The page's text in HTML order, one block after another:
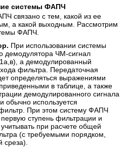
системы ФАПЧ
связано с тем, какой из ее
а какой выходным. Рассмотрим
ФАПЧ.
При использовании системы
демодулятора ЧМ-сигнал
а демодулированный
фильтра. Передаточная
определяться выражениями
в таблице, а также
демодулированного сигнала
обычно используется
При этом систему ФАПЧ
первую ступень фильтрации и
при расчете общей
(с требуемыми порядком,
среза).